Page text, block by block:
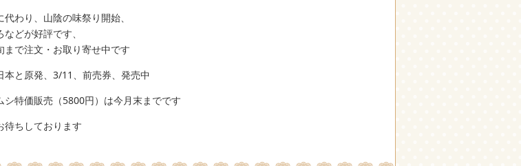
代わり、山陰の味祭り開始、
どが好評です、
まで注文・お取り寄せ中です
本と原発、3/11、前売券、発売中
シ特価販売（5800円）は今月末までです
待ちしております